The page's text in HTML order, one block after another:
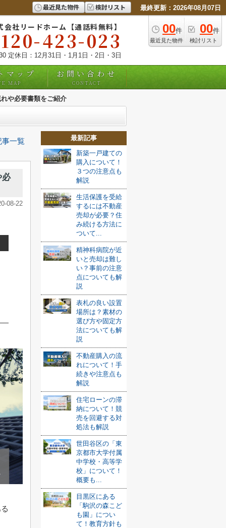
最近見た物件 検討リスト 最終更新：2026年08月07日
00件
最近見た物件
00件
検討リスト
会社リードホーム【通話料無料】
423-023
定休日：12月31日・1月1日・2日・3日
マップ
MAP
お問い合わせ
CONTACT
や必要書類をご紹介
事一覧
必
08-22
最新記事
新築一戸建ての
購入について！
３つの注意点も
解説
生活保護を受給
するには不動産
売却が必要？住
み続ける方法に
ついて...
精神科病院が近
いと売却は難し
い？事前の注意
点についても解
説
表札の良い設置
場所は？素材の
選び方や固定方
法についても解
説
不動産購入の流
れについて！手
続きや注意点も
解説
住宅ローンの滞
納について！競
売を回避する対
処法も解説
世田谷区の「東
京都市大学付属
中学校・高等学
校」について！
概要も...
目黒区にある
「駒沢の森こど
も園」につい
て！教育方針も